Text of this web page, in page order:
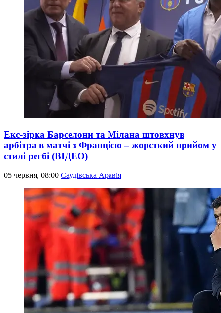
Екс-зірка Барселони та Мілана штовхнув
арбітра в матчі з Францією – жорсткий прийом у
стилі регбі (ВІДЕО)
05 червня, 08:00 Саудівська Аравія